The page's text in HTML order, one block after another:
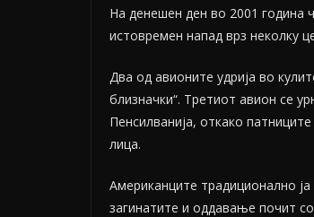
На денешен ден во 2001 година
истовремен напад врз неколку
Два од авионите удрија во
близначки“. Третиот авион се
Пенсилванија, откако
лица.
Американците традиционално
загинатите и оддавање почит